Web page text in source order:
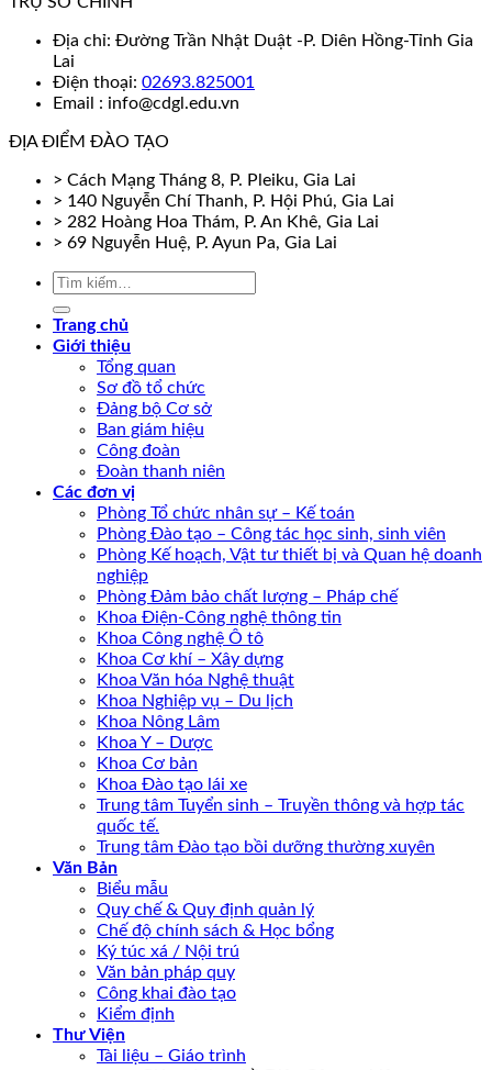
Địa chỉ: Đường Trần Nhật Duật -P. Diên Hồng-Tỉnh Gia
Lai
Điện thoại: 02693.825001
Email : info@cdgl.edu.vn
ĐỊA ĐIỂM ĐÀO TẠO
> Cách Mạng Tháng 8, P. Pleiku, Gia Lai
> 140 Nguyễn Chí Thanh, P. Hội Phú, Gia Lai
> 282 Hoàng Hoa Thám, P. An Khê, Gia Lai
> 69 Nguyễn Huệ, P. Ayun Pa, Gia Lai
Trang chủ
Giới thiệu
Tổng quan
Sơ đồ tổ chức
Đảng bộ Cơ sở
Ban giám hiệu
Công đoàn
Đoàn thanh niên
Các đơn vị
Phòng Tổ chức nhân sự – Kế toán
Phòng Đào tạo – Công tác học sinh, sinh viên
Phòng Kế hoạch, Vật tư thiết bị và Quan hệ doanh
nghiệp
Phòng Đảm bảo chất lượng – Pháp chế
Khoa Điện-Công nghệ thông tin
Khoa Công nghệ Ô tô
Khoa Cơ khí – Xây dựng
Khoa Văn hóa Nghệ thuật
Khoa Nghiệp vụ – Du lịch
Khoa Nông Lâm
Khoa Y – Dược
Khoa Cơ bản
Khoa Đào tạo lái xe
Trung tâm Tuyển sinh – Truyền thông và hợp tác
quốc tế.
Trung tâm Đào tạo bồi dưỡng thường xuyên
Văn Bản
Biểu mẫu
Quy chế & Quy định quản lý
Chế độ chính sách & Học bổng
Ký túc xá / Nội trú
Văn bản pháp quy
Công khai đào tạo
Kiểm định
Thư Viện
Tài liệu – Giáo trình